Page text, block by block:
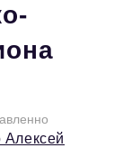
Алексей